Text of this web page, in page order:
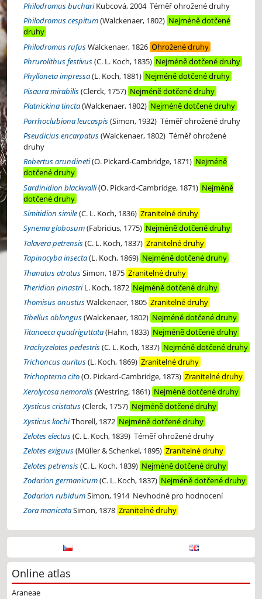
Philodromus buchariKubcová, 2004 Téměř ohrožené druhy
Philodromus cespitum(Walckenaer, 1802) Nejméně dotčené
druhy
Philodromus rufusWalckenaer, 1826 Ohrožené druhy
Phrurolithus festivus(C. L. Koch, 1835) Nejméně dotčené druhy
Phylloneta impressa(L. Koch, 1881) Nejméně dotčené druhy
Pisaura mirabilis(Clerck, 1757) Nejméně dotčené druhy
Platnickina tincta(Walckenaer, 1802) Nejméně dotčené druhy
Porrhoclubiona leucaspis(Simon, 1932) Téměř ohrožené druhy
Pseudicius encarpatus(Walckenaer, 1802) Téměř ohrožené
druhy
Robertus arundineti(O. Pickard-Cambridge, 1871) Nejméně
dotčené druhy
Sardinidion blackwalli(O. Pickard-Cambridge, 1871) Nejméně
dotčené druhy
Simitidion simile(C. L. Koch, 1836) Zranitelné druhy
Synema globosum(Fabricius, 1775) Nejméně dotčené druhy
Talavera petrensis(C. L. Koch, 1837) Zranitelné druhy
Tapinocyba insecta(L. Koch, 1869) Nejméně dotčené druhy
Thanatus atratusSimon, 1875 Zranitelné druhy
Theridion pinastriL. Koch, 1872 Nejméně dotčené druhy
Thomisus onustusWalckenaer, 1805 Zranitelné druhy
Tibellus oblongus(Walckenaer, 1802) Nejméně dotčené druhy
Titanoeca quadriguttata(Hahn, 1833) Nejméně dotčené druhy
Trachyzelotes pedestris(C. L. Koch, 1837) Nejméně dotčené druhy
Trichoncus auritus(L. Koch, 1869) Zranitelné druhy
Trichopterna cito(O. Pickard-Cambridge, 1873) Zranitelné druhy
Xerolycosa nemoralis(Westring, 1861) Nejméně dotčené druhy
Xysticus cristatus(Clerck, 1757) Nejméně dotčené druhy
Xysticus kochiThorell, 1872 Nejméně dotčené druhy
Zelotes electus(C. L. Koch, 1839) Téměř ohrožené druhy
Zelotes exiguus(Müller & Schenkel, 1895) Zranitelné druhy
Zelotes petrensis(C. L. Koch, 1839) Nejméně dotčené druhy
Zodarion germanicum(C. L. Koch, 1837) Nejméně dotčené druhy
Zodarion rubidumSimon, 1914 Nevhodné pro hodnocení
Zora manicataSimon, 1878 Zranitelné druhy
Online atlas
Araneae